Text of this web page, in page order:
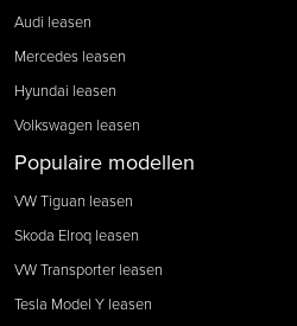
Audi leasen
Mercedes leasen
Hyundai leasen
Volkswagen leasen
Populaire modellen
VW Tiguan leasen
Skoda Elroq leasen
VW Transporter leasen
Tesla Model Y leasen